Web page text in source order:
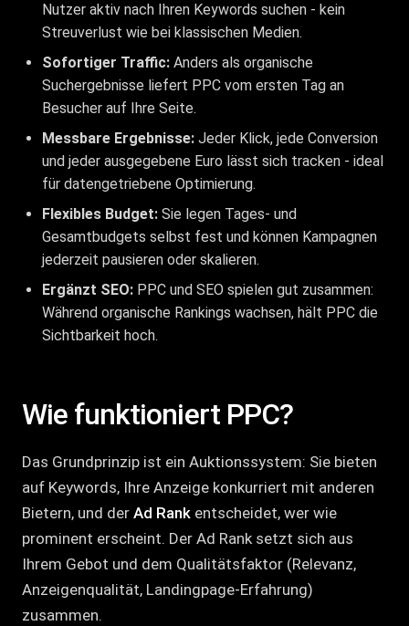
Nutzer aktiv nach Ihren Keywords suchen - kein
Streuverlust wie bei klassischen Medien.
Sofortiger Traffic: Anders als organische
Suchergebnisse liefert PPC vom ersten Tag an
Besucher auf Ihre Seite.
Messbare Ergebnisse: Jeder Klick, jede Conversion
und jeder ausgegebene Euro lässt sich tracken - ideal
für datengetriebene Optimierung.
Flexibles Budget: Sie legen Tages- und
Gesamtbudgets selbst fest und können Kampagnen
jederzeit pausieren oder skalieren.
Ergänzt SEO: PPC und SEO spielen gut zusammen:
Während organische Rankings wachsen, hält PPC die
Sichtbarkeit hoch.
Wie funktioniert PPC?
Das Grundprinzip ist ein Auktionssystem: Sie bieten
auf Keywords, Ihre Anzeige konkurriert mit anderen
Bietern, und der Ad Rank entscheidet, wer wie
prominent erscheint. Der Ad Rank setzt sich aus
Ihrem Gebot und dem Qualitätsfaktor (Relevanz,
Anzeigenqualität, Landingpage-Erfahrung)
zusammen.